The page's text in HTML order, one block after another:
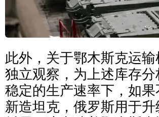
此外，关于鄂木斯克运
独立观察，为上述库存
稳定的生产速率下，如
新造坦克，俄罗斯用于